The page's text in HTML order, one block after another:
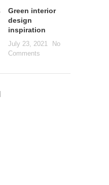
Green interior
design
inspiration
July 23, 2021
No
Comments